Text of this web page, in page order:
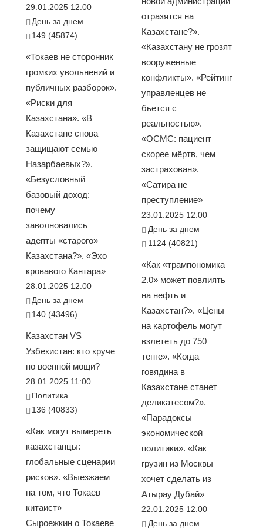
29.01.2025 12:00
День за днем
149 (45874)
«Токаев не сторонник
громких увольнений и
публичных разборок».
«Риски для
Казахстана». «В
Казахстане снова
защищают семью
Назарбаевых?».
«Безусловный
базовый доход:
почему
заволновались
адепты «старого»
Казахстана?». «Эхо
кровавого Кантара»
28.01.2025 12:00
День за днем
140 (43496)
Казахстан VS
Узбекистан: кто круче
по военной мощи?
28.01.2025 11:00
Политика
136 (40833)
«Как могут вымереть
казахстанцы:
глобальные сценарии
рисков». «Выезжаем
на том, что Токаев —
китаист» —
Сыроежкин о Токаеве
отразятся на
Казахстане?».
«Казахстану не грозят
вооруженные
конфликты». «Рейтинг
управленцев не
бьется с
реальностью».
«ОСМС: пациент
скорее мёртв, чем
застрахован».
«Сатира не
преступление»
23.01.2025 12:00
День за днем
1124 (40821)
«Как «трампономика
2.0» может повлиять
на нефть и
Казахстан?». «Цены
на картофель могут
взлететь до 750
тенге». «Когда
говядина в
Казахстане станет
деликатесом?».
«Парадоксы
экономической
политики». «Как
грузин из Москвы
хочет сделать из
Атырау Дубай»
22.01.2025 12:00
День за днем